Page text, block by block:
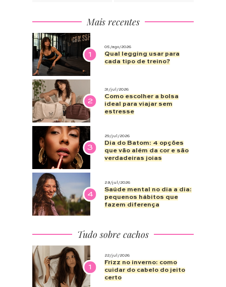
Mais recentes
1
05/ago/2026
Qual legging usar para
cada tipo de treino?
2
31/jul/2026
Como escolher a bolsa
ideal para viajar sem
estresse
3
29/jul/2026
Dia do Batom: 4 opções
que vão além da cor e são
verdadeiras joias
4
28/jul/2026
Saúde mental no dia a dia:
pequenos hábitos que
fazem diferença
Tudo sobre cachos
1
22/jul/2026
Frizz no inverno: como
cuidar do cabelo do jeito
certo